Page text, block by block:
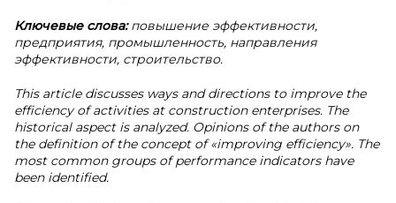
Ключевые слова:повышение эффективности,
предприятия, промышленность, направления
эффективности, строительство.
This article discusses ways and directions to improve the
efficiency of activities at construction enterprises. The
historical aspect is analyzed. Opinions of the authors on
the definition of the concept of «improving efficiency». The
most common groups of performance indicators have
been identified.